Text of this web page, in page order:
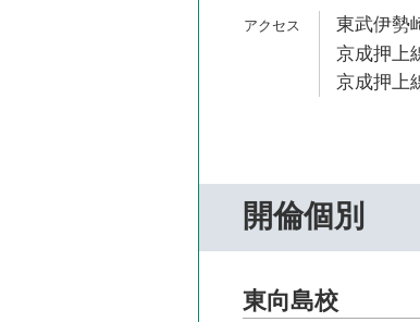
東武伊勢
京成押上
京成押上
開倫個別
東向島校